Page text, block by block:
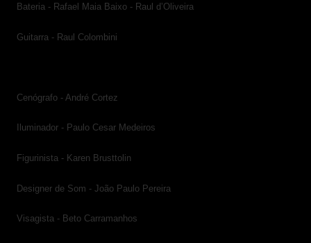
Bateria - Rafael Maia Baixo - Raul d’Oliveira
Guitarra - Raul Colombini
Cenógrafo - André Cortez
Iluminador - Paulo Cesar Medeiros
Figurinista - Karen Brusttolin
Designer de Som - João Paulo Pereira
Visagista - Beto Carramanhos